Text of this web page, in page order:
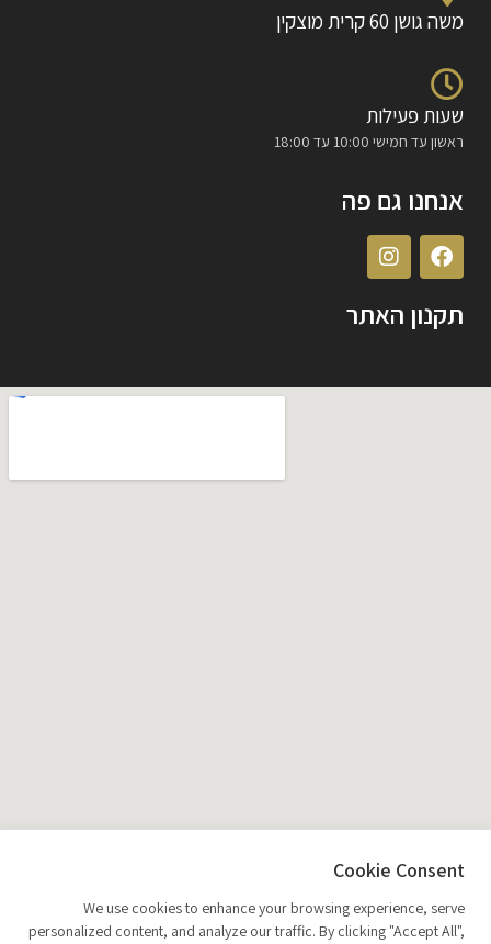
משה גושן 60 קרית מוצקין
שעות פעילות
ראשון עד חמישי 10:00 עד 18:00
אנחנו גם פה
תקנון האתר
Cookie Consent
We use cookies to enhance your browsing experience, serve
personalized content, and analyze our traffic. By clicking "Accept All",